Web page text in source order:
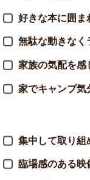
好きな本に囲ま
無駄な動きなく
家族の気配を感
家でキャンプ気
集中して取り組
臨場感のある